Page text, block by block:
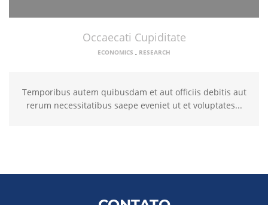
Occaecati Cupiditate
ECONOMICS RESEARCH
Temporibus autem quibusdam et aut officiis debitis aut
rerum necessitatibus saepe eveniet ut et voluptates...